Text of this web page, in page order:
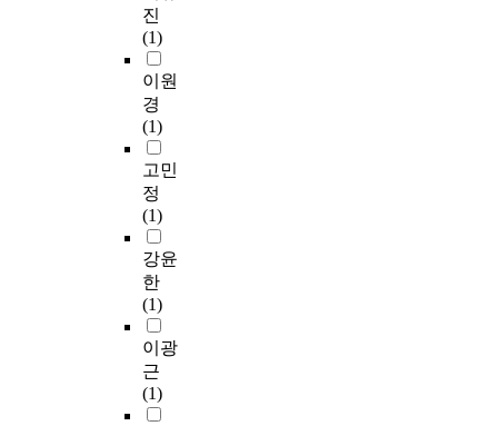
진
(1)
이원
경
(1)
고민
정
(1)
강윤
한
(1)
이광
근
(1)